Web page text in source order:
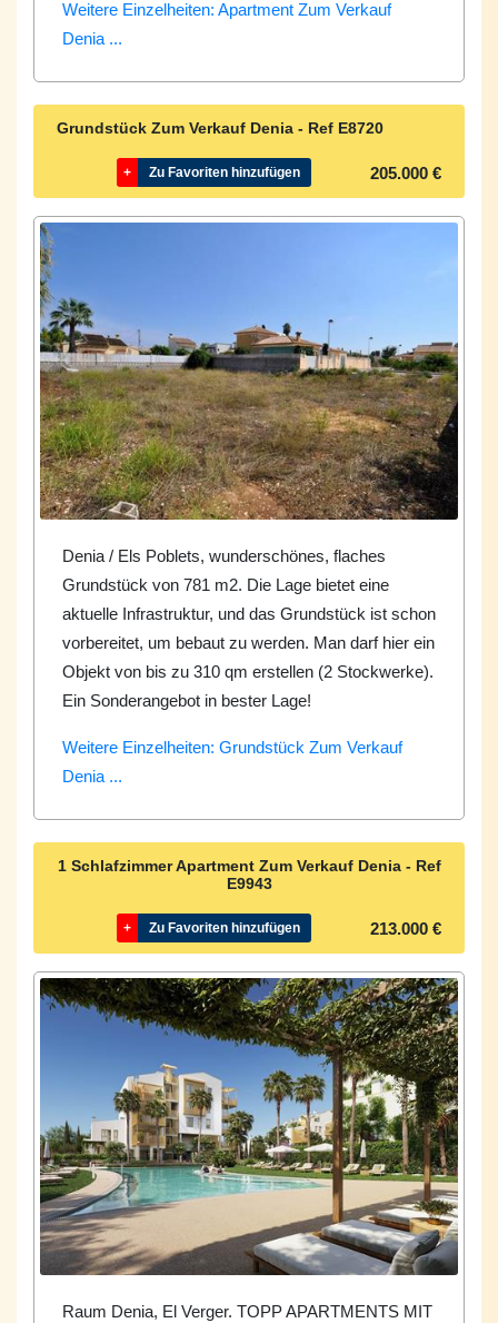
Weitere Einzelheiten: Apartment Zum Verkauf
Denia ...
Grundstück Zum Verkauf Denia - Ref E8720
+ Zu Favoriten hinzufügen 205.000 €
Denia / Els Poblets, wunderschönes, flaches
Grundstück von 781 m2. Die Lage bietet eine
aktuelle Infrastruktur, und das Grundstück ist schon
vorbereitet, um bebaut zu werden. Man darf hier ein
Objekt von bis zu 310 qm erstellen (2 Stockwerke).
Ein Sonderangebot in bester Lage!
Weitere Einzelheiten: Grundstück Zum Verkauf
Denia ...
1 Schlafzimmer Apartment Zum Verkauf Denia - Ref
E9943
+ Zu Favoriten hinzufügen 213.000 €
Raum Denia, El Verger. TOPP APARTMENTS MIT